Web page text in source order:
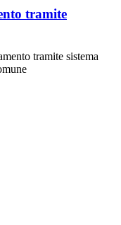
tramite
tramite sistema